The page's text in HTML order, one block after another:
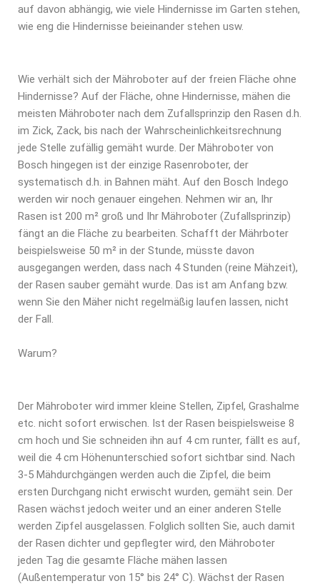
auf davon abhängig, wie viele Hindernisse im Garten stehen,
wie eng die Hindernisse beieinander stehen usw.
Wie verhält sich der Mähroboter auf der freien Fläche ohne
Hindernisse? Auf der Fläche, ohne Hindernisse, mähen die
meisten Mähroboter nach dem Zufallsprinzip den Rasen d.h.
im Zick, Zack, bis nach der Wahrscheinlichkeitsrechnung
jede Stelle zufällig gemäht wurde. Der Mähroboter von
Bosch hingegen ist der einzige Rasenroboter, der
systematisch d.h. in Bahnen mäht. Auf den Bosch Indego
werden wir noch genauer eingehen. Nehmen wir an, Ihr
Rasen ist 200 m² groß und Ihr Mähroboter (Zufallsprinzip)
fängt an die Fläche zu bearbeiten. Schafft der Mährboter
beispielsweise 50 m² in der Stunde, müsste davon
ausgegangen werden, dass nach 4 Stunden (reine Mähzeit),
der Rasen sauber gemäht wurde. Das ist am Anfang bzw.
wenn Sie den Mäher nicht regelmäßig laufen lassen, nicht
der Fall.
Warum?
Der Mähroboter wird immer kleine Stellen, Zipfel, Grashalme
etc. nicht sofort erwischen. Ist der Rasen beispielsweise 8
cm hoch und Sie schneiden ihn auf 4 cm runter, fällt es auf,
weil die 4 cm Höhenunterschied sofort sichtbar sind. Nach
3-5 Mähdurchgängen werden auch die Zipfel, die beim
ersten Durchgang nicht erwischt wurden, gemäht sein. Der
Rasen wächst jedoch weiter und an einer anderen Stelle
werden Zipfel ausgelassen. Folglich sollten Sie, auch damit
der Rasen dichter und gepflegter wird, den Mähroboter
jeden Tag die gesamte Fläche mähen lassen
(Außentemperatur von 15° bis 24° C). Wächst der Rasen